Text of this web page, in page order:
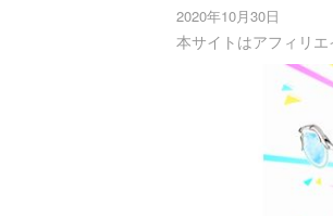
2020年10月30日
本サイトはアフィリエ